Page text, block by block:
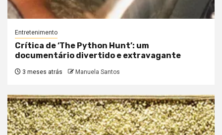
Entretenimento
Crítica de ‘The Python Hunt’: um
documentário divertido e extravagante
3 meses atrás Manuela Santos